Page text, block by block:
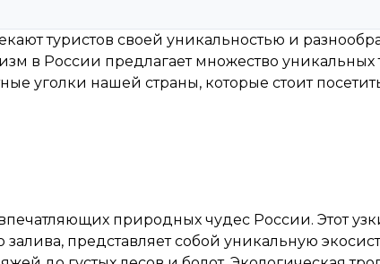
туристов своей уникальностью и
в России предлагает множество
уголки нашей страны, которые стоит
природных чудес России. Этот
залива, представляет собой уникальную